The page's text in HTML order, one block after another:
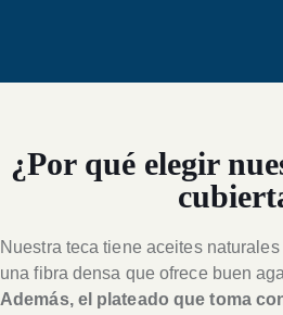
¿Por qué elegir
Nuestra teca tiene aceites
una fibra densa que ofrece buen
Además, el plateado que toma